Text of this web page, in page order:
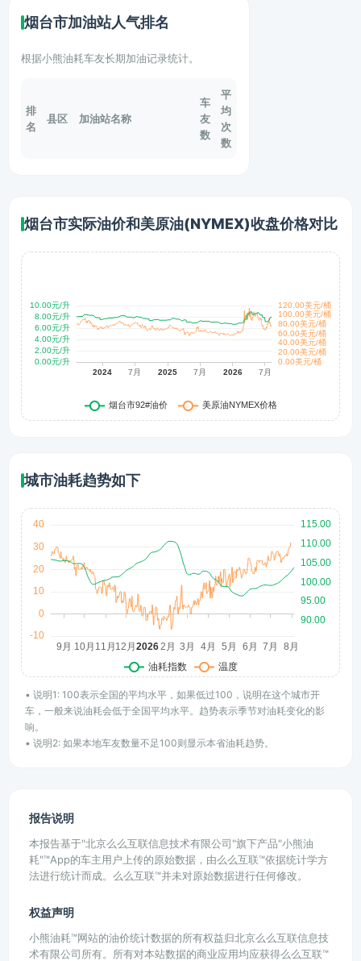
烟台市加油站人气排名
根据小熊油耗车友长期加油记录统计。
排
名
县区 加油站名称
车
友
数
平
均
次
数
烟台市实际油价和美原油(NYMEX)收盘价格对比
城市油耗趋势如下
• 说明1: 100表示全国的平均水平，如果低过100，说明在这个城市开
车，一般来说油耗会低于全国平均水平。趋势表示季节对油耗变化的影
响。
• 说明2: 如果本地车友数量不足100则显示本省油耗趋势。
报告说明
本报告基于"北京么么互联信息技术有限公司"旗下产品"小熊油
耗"™App的车主用户上传的原始数据，由么么互联™依据统计学方
法进行统计而成。么么互联™并未对原始数据进行任何修改。
权益声明
小熊油耗™网站的油价统计数据的所有权益归北京么么互联信息技
术有限公司所有。所有对本站数据的商业应用均应获得么么互联™